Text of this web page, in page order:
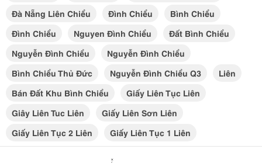
Đà Nẵng Liên Chiểu
Đình Chiểu
Bình Chiểu
Đình Chiểu
Nguyen Đình Chiểu
Đất Bình Chiểu
Nguyễn Đình Chiểu
Nguyễn Đình Chiểu
Bình Chiểu Thủ Đức
Nguyễn Đình Chiểu Q3
Liên
Bán Đất Khu Bình Chiểu
Giấy Liên Tục Liên
Giây Liên Tuc Liên
Giấy Liên Sơn Liên
Giấy Liên Tục 2 Liên
Giấy Liên Tục 1 Liên